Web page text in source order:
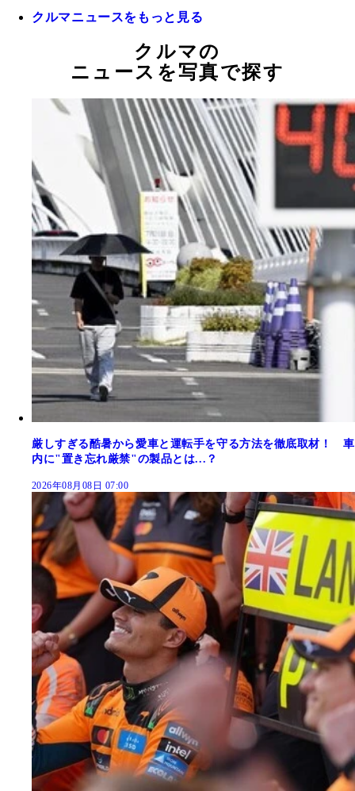
クルマニュースをもっと見る
クルマの
ニュースを写真で探す
厳しすぎる酷暑から愛車と運転手を守る方法を徹底取材！ 車
内に"置き忘れ厳禁"の製品とは...？
2026年08月08日 07:00